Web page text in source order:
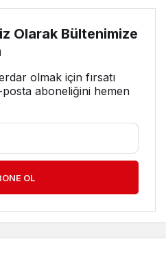
Olarak Bültenimize
olmak için fırsatı
aboneliğini hemen
OL